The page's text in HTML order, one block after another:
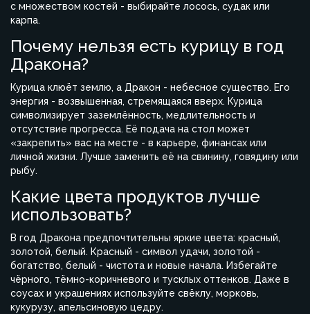
с множеством костей - выбирайте лосось, судак или
карпа.
Почему нельзя есть курицу в год
Дракона?
Курица клюёт землю, а Дракон - небесное существо. Его
энергия - возвышенная, стремящаяся вверх. Курица
символизирует заземлённость, медлительность и
отсутствие прогресса. Её подача на стол может
«закрепить» вас на месте - в карьере, финансах или
личной жизни. Лучше заменить её на свинину, говядину или
рыбу.
Какие цвета продуктов лучше
использовать?
В год Дракона предпочтительны яркие цвета: красный,
золотой, белый. Красный - символ удачи, золотой -
богатство, белый - чистота и новые начала. Избегайте
чёрного, тёмно-коричневого и тусклых оттенков. Даже в
соусах и украшениях используйте свёклу, морковь,
кукурузу, апельсиновую цедру.